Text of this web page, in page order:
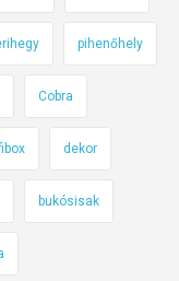
pihenőhely
Cobra
dekor
bukósisak